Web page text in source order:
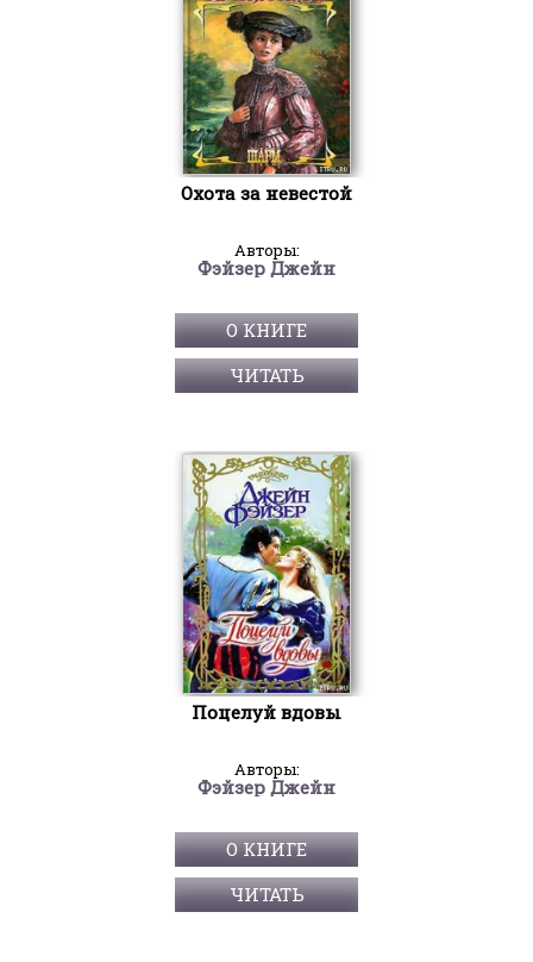
Охота за невестой
Авторы:
Фэйзер Джейн
О КНИГЕ
ЧИТАТЬ
Поцелуй вдовы
Авторы:
Фэйзер Джейн
О КНИГЕ
ЧИТАТЬ